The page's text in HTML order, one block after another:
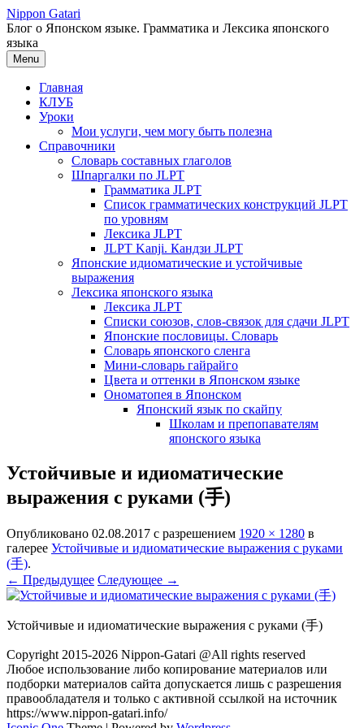
Перейти
к
содержимому
Nippon Gatari
Блог о Японском языке. Грамматика и Лексика японского
языка
Menu
Главная
КЛУБ
Уроки
Мои услуги, чем могу быть полезна
Справочники
Словарь составных глаголов
Шпаргалки по JLPT
Грамматика JLPT
Список грамматических конструкций JLPT
по уровням
Лексика JLPT
JLPT Kanji. Кандзи JLPT
Японские идиоматические и устойчивые
выражения
Лексика японского языка
Лексика JLPT
Списки союзов, слов-связок для сдачи JLPT
Японские пословицы. Словарь
Словарь японского сленга
Мини-словарь гайрайго
Цвета и оттенки в Японском языке
Ономатопея в Японском
Японский язык по скайпу
Школам и препопавателям
японского языка
Устойчивые и идиоматические
выражения с руками (手)
Опубликовано 02.08.2017 с разрешением 1920 × 1280 в
галерее Устойчивые и идиоматические выражения с руками
(手).
← Предыдущее Следующее →
Устойчивые и идиоматические выражения с руками (手)
Copyright 2015-2026 Nippon-Gatari @All rights reserved
Любое использование либо копирование материалов или
подборки материалов сайта допускается лишь с разрешения
правообладателя и только с активной ссылкой на источник
https://www.nippon-gatari.info/